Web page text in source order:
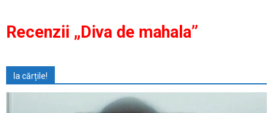
Recenzii „Diva de mahala”
Ia cărțile!